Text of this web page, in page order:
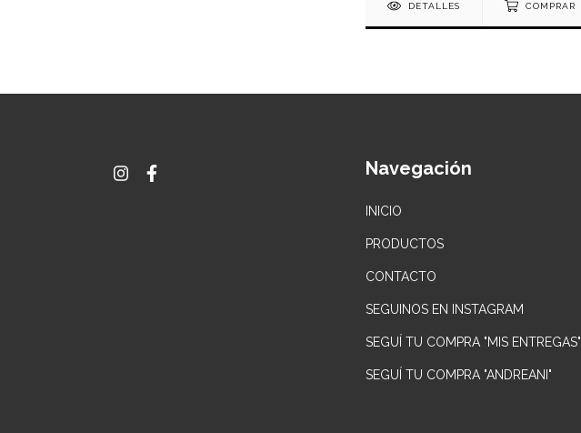
DETALLES COMPRAR
Navegación
INICIO
PRODUCTOS
CONTACTO
SEGUINOS EN INSTAGRAM
SEGUÍ TU COMPRA "MIS ENTREGAS"
SEGUÍ TU COMPRA "ANDREANI"